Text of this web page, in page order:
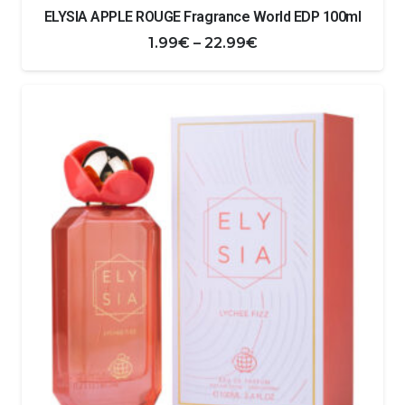
ELYSIA APPLE ROUGE Fragrance World EDP 100ml
1.99€ – 22.99€Zakres
cen:
1.99€
22.99€